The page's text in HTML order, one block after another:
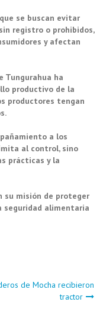
se buscan evitar
registro o prohibidos,
y afectan
Tungurahua ha
productivo de la
productores tengan
a los
al control, sino
prácticas y la
su misión de proteger
seguridad alimentaria
de Mocha recibieron
tractor